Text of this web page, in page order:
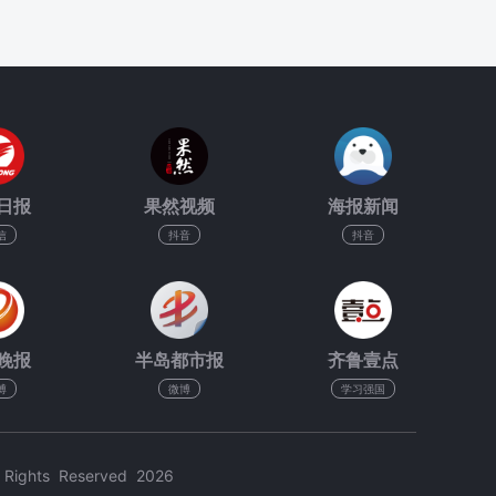
报 果然视频
抖音
海报新闻
抖音
报 半岛都市报
微博
齐鲁壹点
学习强国
Reserved 2026